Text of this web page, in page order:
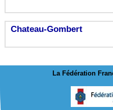
Chateau-Gombert
La Fédération